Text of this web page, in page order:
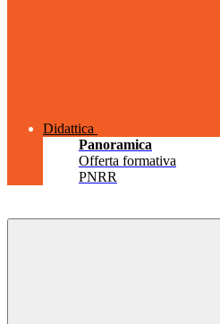
Didattica
Panoramica
Offerta formativa
PNRR